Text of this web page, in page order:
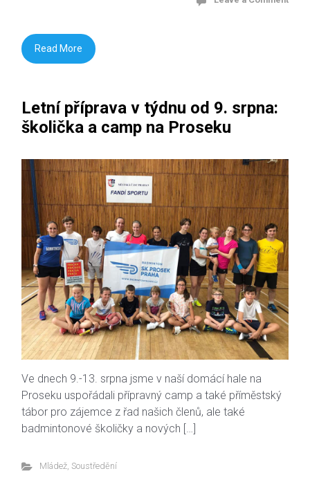
Read More
Letní příprava v týdnu od 9. srpna:
školička a camp na Proseku
Ve dnech 9.-13. srpna jsme v naší domácí hale na
Proseku uspořádali přípravný camp a také příměstský
tábor pro zájemce z řad našich členů, ale také
badmintonové školičky a nových […]
Mládež, Soustředění